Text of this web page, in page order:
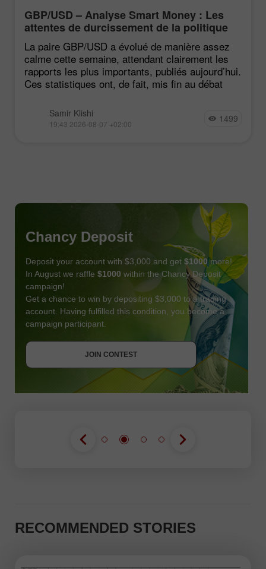
GBP/USD – Analyse Smart Money : Les
attentes de durcissement de la politique
du FOMC restent faibles
La paire GBP/USD a évolué de manière assez
calme cette semaine, attendant clairement les
rapports les plus importants, publiés aujourd’hui.
Ces statistiques ont, de fait, mis fin au débat
Samir Klishi
19:43 2026-08-07 +02:00 1499
Chancy Deposit
Deposit your account with $3,000 and get $1000 more!
In August we raffle $1000 within the Chancy Deposit
campaign!
Get a chance to win by depositing $3,000 to a trading
account. Having fulfilled this condition, you become a
campaign participant.
JOIN CONTEST
JOIN CONTEST
GET BONUS
RECOMMENDED STORIES